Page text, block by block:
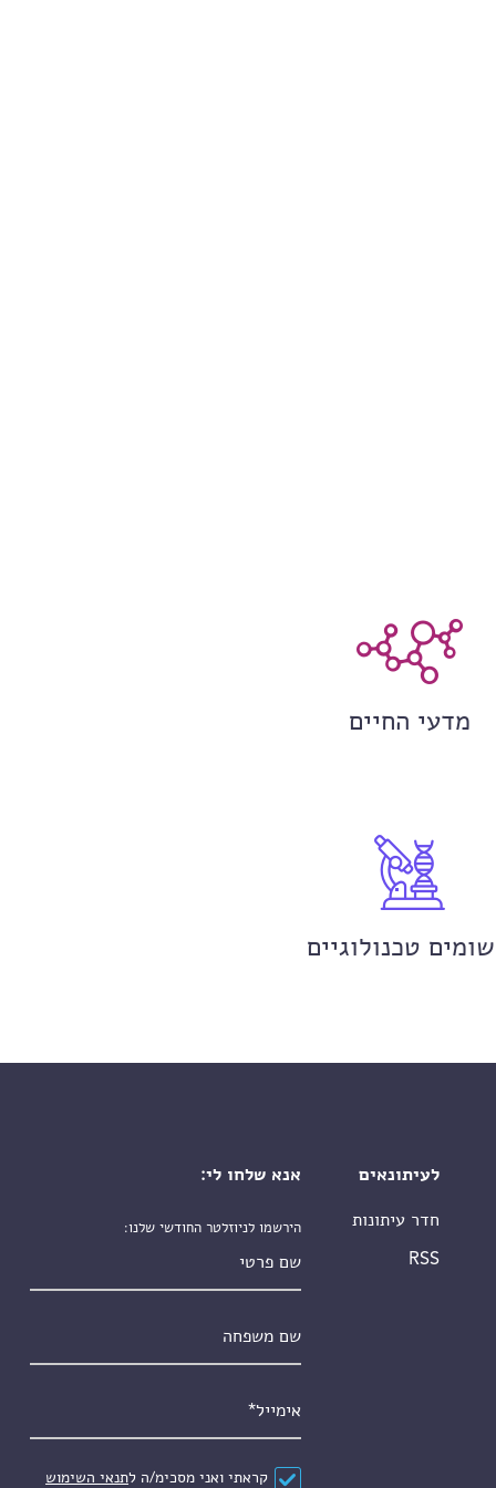
מדעי החיים
טכנולוגיים
לעיתונאים
חדר עיתונות
RSS
אנא שלחו לי:
הירשמו לניוזלטר החודשי שלנו:
הסכם*
קראתי ואני מסכימ/ה לתנאי השימוש